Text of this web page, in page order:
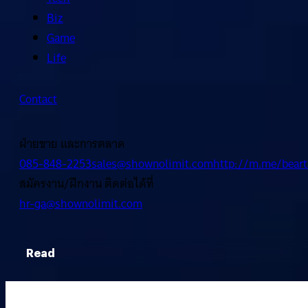
Biz
Game
Life
Contact
ฝ่ายขาย และการตลาด
085-848-2253sales@shownolimit.comhttp://m.me/
สมัครงาน/ฝึกงาน ติดต่อได้ที่
hr-ga@shownolimit.com
Read